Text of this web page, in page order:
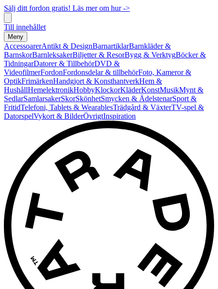
Sälj ditt fordon gratis! Läs mer om hur ->
Till innehållet
Meny
AccessoarerAntikt & DesignBarnartiklarBarnkläder &
BarnskorBarnleksakerBiljetter & ResorBygg & VerktygBöcker &
TidningarDatorer & TillbehörDVD &
VideofilmerFordonFordonsdelar & tillbehörFoto, Kameror &
OptikFrimärkenHandgjort & KonsthantverkHem &
HushållHemelektronikHobbyKlockorKläderKonstMusikMynt &
SedlarSamlarsakerSkorSkönhetSmycken & ÄdelstenarSport &
FritidTelefoni, Tablets & WearablesTrädgård & VäxterTV-spel &
DatorspelVykort & BilderÖvrigtInspiration